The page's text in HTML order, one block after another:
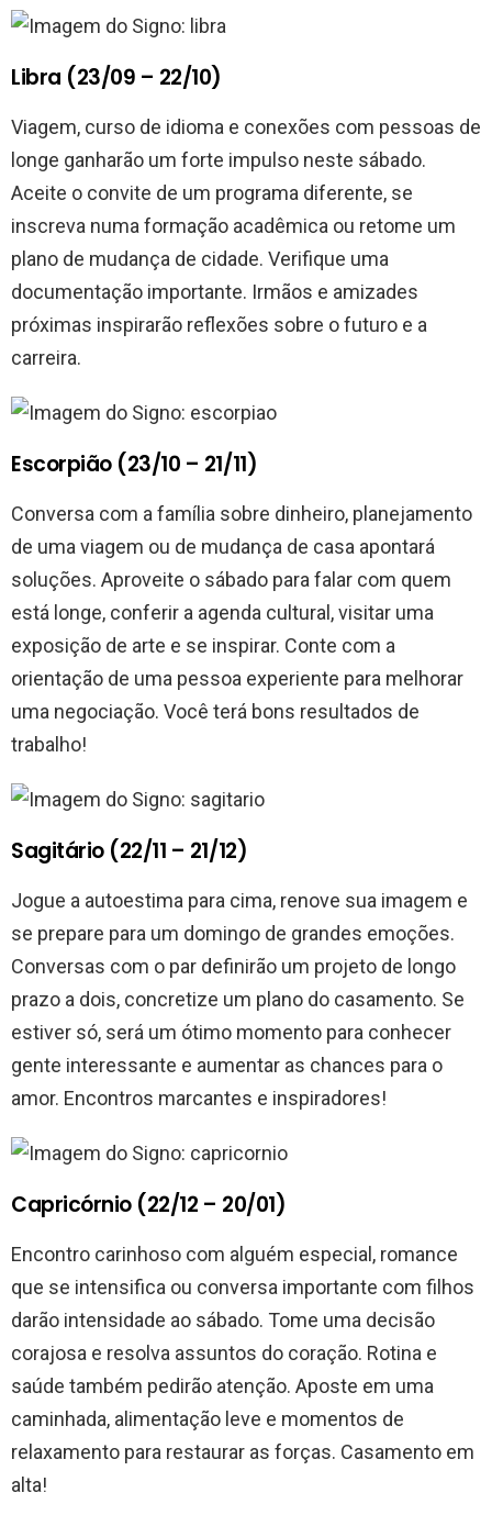
Libra (23/09 – 22/10)
Viagem, curso de idioma e conexões com pessoas de
longe ganharão um forte impulso neste sábado.
Aceite o convite de um programa diferente, se
inscreva numa formação acadêmica ou retome um
plano de mudança de cidade. Verifique uma
documentação importante. Irmãos e amizades
próximas inspirarão reflexões sobre o futuro e a
carreira.
Escorpião (23/10 – 21/11)
Conversa com a família sobre dinheiro, planejamento
de uma viagem ou de mudança de casa apontará
soluções. Aproveite o sábado para falar com quem
está longe, conferir a agenda cultural, visitar uma
exposição de arte e se inspirar. Conte com a
orientação de uma pessoa experiente para melhorar
uma negociação. Você terá bons resultados de
trabalho!
Sagitário (22/11 – 21/12)
Jogue a autoestima para cima, renove sua imagem e
se prepare para um domingo de grandes emoções.
Conversas com o par definirão um projeto de longo
prazo a dois, concretize um plano do casamento. Se
estiver só, será um ótimo momento para conhecer
gente interessante e aumentar as chances para o
amor. Encontros marcantes e inspiradores!
Capricórnio (22/12 – 20/01)
Encontro carinhoso com alguém especial, romance
que se intensifica ou conversa importante com filhos
darão intensidade ao sábado. Tome uma decisão
corajosa e resolva assuntos do coração. Rotina e
saúde também pedirão atenção. Aposte em uma
caminhada, alimentação leve e momentos de
relaxamento para restaurar as forças. Casamento em
alta!